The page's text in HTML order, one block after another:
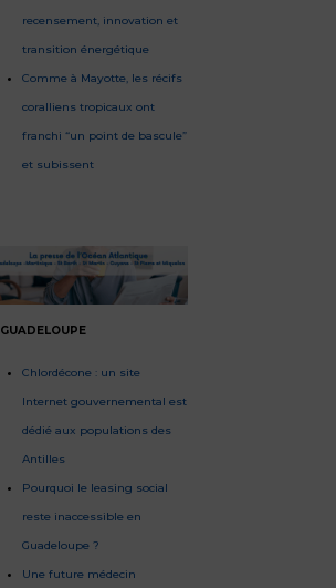
recensement, innovation et
transition énergétique
Comme à Mayotte, les récifs
coralliens tropicaux ont
franchi “un point de bascule”
et subissent
GUADELOUPE
Chlordécone : un site
Internet gouvernemental est
dédié aux populations des
Antilles
Pourquoi le leasing social
reste inaccessible en
Guadeloupe ?
Une future médecin